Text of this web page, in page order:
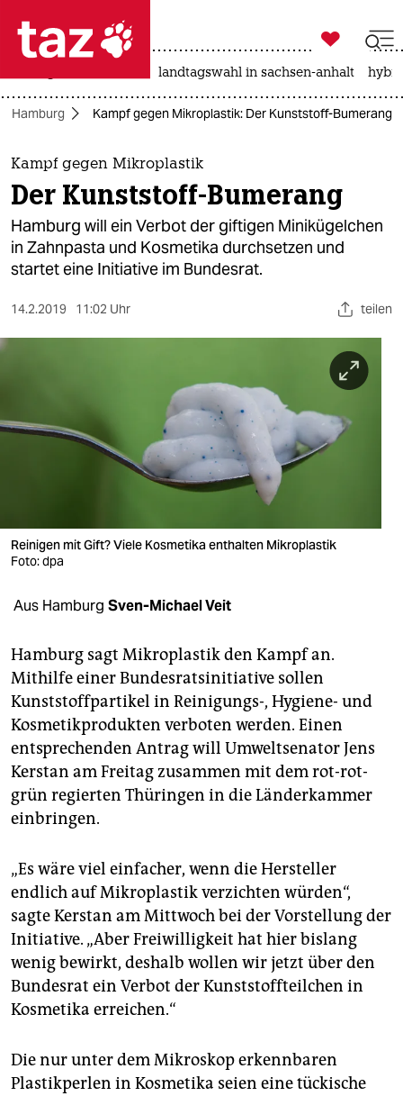
 taz zahl ich
taz zahl ich
themen
politik
öko
verlag
verlag
veranstaltungen
fragen & hilfe
unterstützen
abo
genossenschaft
epaper login

taz zahl ich
landtagswahl in sachsen-anhalt
Hamburg Kampf gegen Mikroplastik: Der Kunststoff-Bumerang
Kampf gegen Mikroplastik
Der Kunststoff-Bumerang
Hamburg will ein Verbot der giftigen Minikügelchen
in Zahnpasta und Kosmetika durchsetzen und
startet eine Initiative im Bundesrat.
14.2.2019 11:02 Uhr teilen
Reinigen mit Gift? Viele Kosmetika enthalten Mikroplastik
Foto: dpa
Aus Hamburg Sven-Michael Veit
Hamburg sagt Mikroplastik den Kampf an.
Mithilfe einer Bundesratsinitiative sollen
Kunststoffpartikel in Reinigungs-, Hygiene- und
Kosmetikprodukten verboten werden. Einen
entsprechenden Antrag will Umweltsenator Jens
Kerstan am Freitag zusammen mit dem rot-rot-
grün regierten Thüringen in die Länderkammer
einbringen.
„Es wäre viel einfacher, wenn die Hersteller
endlich auf Mikroplastik verzichten würden“,
sagte Kerstan am Mittwoch bei der Vorstellung der
Initiative. „Aber Freiwilligkeit hat hier bislang
wenig bewirkt, deshalb wollen wir jetzt über den
Bundesrat ein Verbot der Kunststoffteilchen in
Kosmetika erreichen.“
Die nur unter dem Mikroskop erkennbaren
Plastikperlen in Kosmetika seien eine tückische